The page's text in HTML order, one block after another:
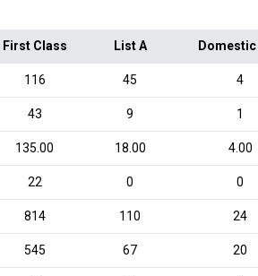
First Class List A
116 45 4
43 9 1
135.00 18.00 4.00
22 0 0
814 110 24
545 67 20